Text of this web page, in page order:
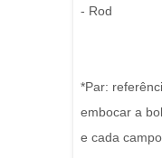
- Rod
*Par:
embocar a
e cada